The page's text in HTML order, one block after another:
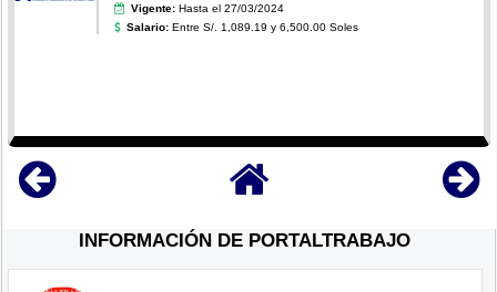
Puno
Vigente: Hasta el 27/03/2024
Salario: Entre S/. 1,089.19 y 6,500.00 Soles
INFORMACIÓN DE PORTALTRABAJO